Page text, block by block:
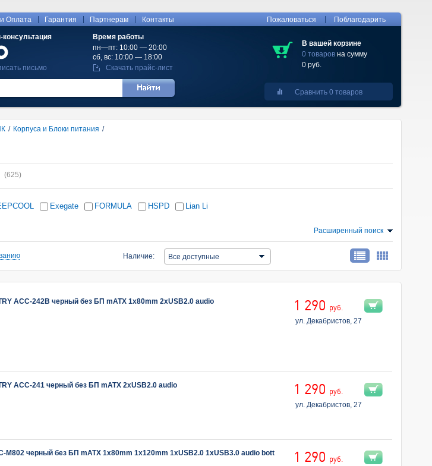
Оплата Гарантия Партнерам Контакты
Время работы
пн—пт: 10:00 — 20:00
сб, вс: 10:00 — 18:00
письмо Скачать прайс-лист
Пожаловаться Поблагодарить
В вашей корзине
0 товаров на сумму
0 руб.
Сравнить 0 товаров
/ Корпуса и Блоки питания /
(625)
Exegate FORMULA HSPD Lian Li
Расширенный поиск
Наличие: Все доступные
ACC-242B черный без БП mATX 1x80mm 2xUSB2.0 audio 1 290 руб.
ул. Декабристов, 27
ACC-241 черный без БП mATX 2xUSB2.0 audio 1 290 руб.
ул. Декабристов, 27
M802 черный без БП mATX 1x80mm 1x120mm 1xUSB2.0 1xUSB3.0 audio bott
1 290 руб.